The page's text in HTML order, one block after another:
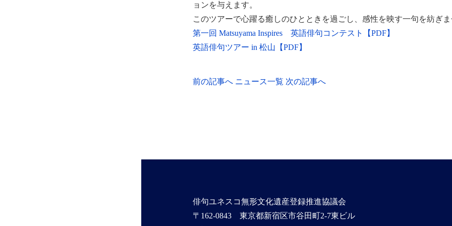
ョンを与えます。
このツアーで心躍る癒しのひとときを過ごし、感性を映す一句を紡ぎ
第一回 Matsuyama Inspires 英語俳句コンテスト【PDF】
英語俳句ツアー in 松山【PDF】
前の記事へ ニュース一覧 次の記事へ
俳句ユネスコ無形文化遺産登録推進協議会
〒162-0843 東京都新宿区市谷田町2-7東ビル